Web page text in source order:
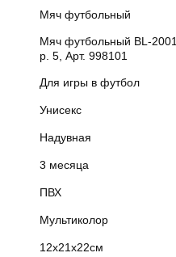
Мяч футбольный
Мяч футбольный BL-2001
р. 5, Арт. 998101
Для игры в футбол
Унисекс
Надувная
3 месяца
ПВХ
Мультиколор
12х21х22см